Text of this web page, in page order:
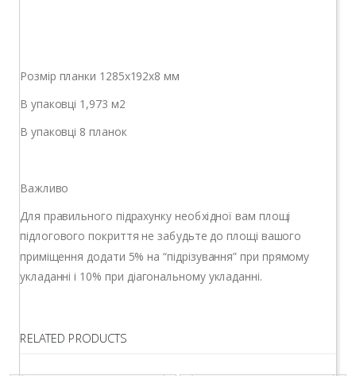
Розмір планки 1285x192x8 мм
В упаковці 1,973 м2
В упаковці 8 планок
Важливо
Для правильного підрахунку необхідної вам площі
підлогового покриття не забудьте до площі вашого
приміщення додати 5% на “підрізування” при прямому
укладанні і 10% при діагональному укладанні.
RELATED PRODUCTS